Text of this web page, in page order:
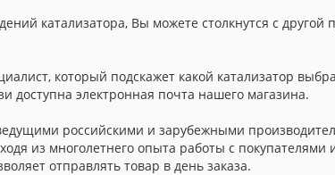
катализатора, Вы можете столкнутся с
который подскажет какой катализатор
доступна электронная почта нашего магазина.
российскими и зарубежными
из многолетнего опыта работы с
отправлять товар в день заказа.